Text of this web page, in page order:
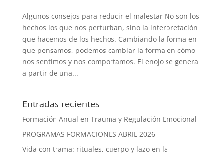
Algunos consejos para reducir el malestar No son los
hechos los que nos perturban, sino la interpretación
que hacemos de los hechos. Cambiando la forma en
que pensamos, podemos cambiar la forma en cómo
nos sentimos y nos comportamos. El enojo se genera
a partir de una...
Entradas recientes
Formación Anual en Trauma y Regulación Emocional
PROGRAMAS FORMACIONES ABRIL 2026
Vida con trama: rituales, cuerpo y lazo en la